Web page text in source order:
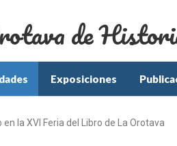
de
Exposiciones
la XVI Feria del Libro de La Orotava